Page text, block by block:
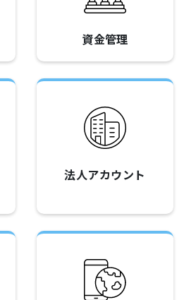
資金管理
法人アカウント